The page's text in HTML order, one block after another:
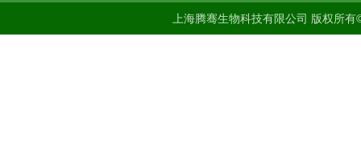
上海腾骞生物科技有限公司 版权所